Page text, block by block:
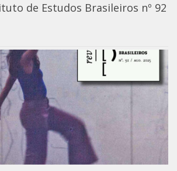
de Estudos Brasileiros nº 92